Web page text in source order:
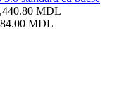
MDL
MDL